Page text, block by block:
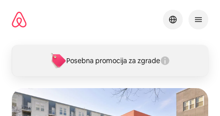
sadržaj
Posebna promocija za zgrade